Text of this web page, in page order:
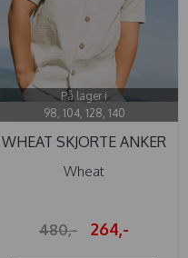
På lager i
98, 104, 128, 140
WHEAT SKJORTE ANKER
SUMMER ...
Wheat
480,- 264,-